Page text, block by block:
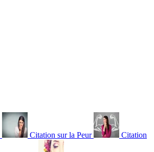
Citation sur la Peur Citation